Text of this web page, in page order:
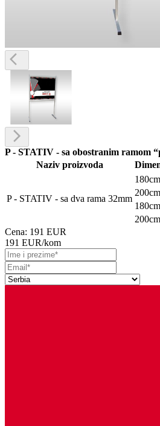
P - STATIV - sa obostranim ramom
Naziv proizvoda
P - STATIV - sa dva rama 32mm
Cena: 191 EUR
191 EUR/kom